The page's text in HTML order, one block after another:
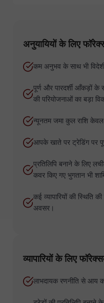
अनुयायियों के लिए
कम अनुभव के साथ भी
पूर्ण और पारदर्शी आँकड़ों के
की परियोजनाओं का बड़ा
न्यूनतम जमा कुल राशि
आपके खाते पर ट्रेडिंग पर
प्रतिलिपि बनाने के लिए
कवर किए गए भुगतान भी
कई व्यापारियों की
अवसर।
व्यापारियों के लिए
लाभदायक रणनीति से आय